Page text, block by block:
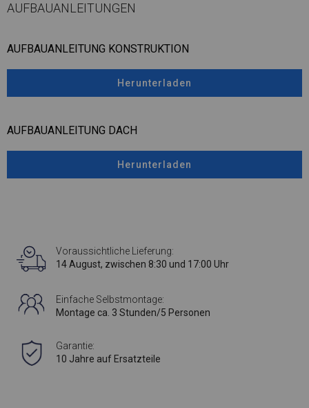
AUFBAUANLEITUNGEN
AUFBAUANLEITUNG KONSTRUKTION
Herunterladen
AUFBAUANLEITUNG DACH
Herunterladen
Voraussichtliche Lieferung:
14 August, zwischen 8:30 und 17:00 Uhr
Einfache Selbstmontage:
Montage ca. 3 Stunden/5 Personen
Garantie:
10 Jahre auf Ersatzteile